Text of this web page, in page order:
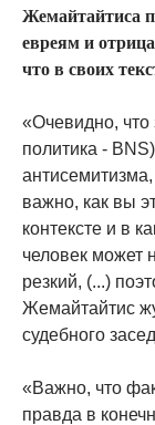
Жемайтайтиса
евреям и
что в своих
«Очевидно, что
политика -
важно, как вы
контексте и в
человек может
резкий, (...)
Жемайтайтис
судебного
«Важно, что
правда в